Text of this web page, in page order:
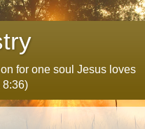
for one soul Jesus loves
8:36)